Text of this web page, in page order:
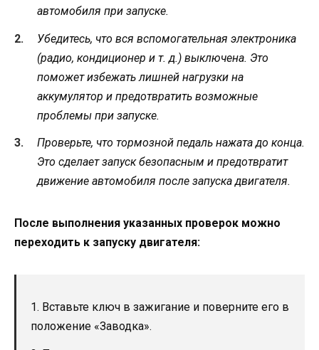
автомобиля при запуске.
Убедитесь, что вся вспомогательная электроника
(радио, кондиционер и т. д.) выключена. Это
поможет избежать лишней нагрузки на
аккумулятор и предотвратить возможные
проблемы при запуске.
Проверьте, что тормозной педаль нажата до конца.
Это сделает запуск безопасным и предотвратит
движение автомобиля после запуска двигателя.
После выполнения указанных проверок можно
переходить к запуску двигателя:
1. Вставьте ключ в зажигание и поверните его в
положение «Заводка».